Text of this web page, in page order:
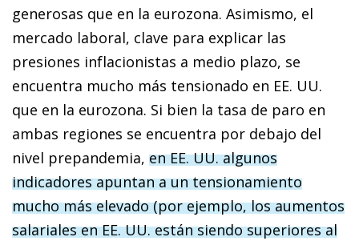
generosas que en la eurozona. Asimismo, el
mercado laboral, clave para explicar las
presiones inflacionistas a medio plazo, se
encuentra mucho más tensionado en EE. UU.
que en la eurozona. Si bien la tasa de paro en
ambas regiones se encuentra por debajo del
nivel prepandemia, en EE. UU. algunos
indicadores apuntan a un tensionamiento
mucho más elevado (por ejemplo, los aumentos
salariales en EE. UU. están siendo superiores al